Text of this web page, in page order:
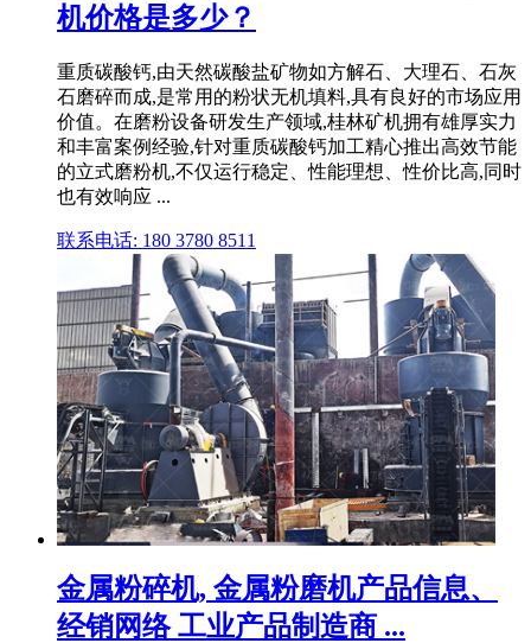
机价格是多少？
重质碳酸钙,由天然碳酸盐矿物如方解石、大理石、石灰
石磨碎而成,是常用的粉状无机填料,具有良好的市场应用
价值。在磨粉设备研发生产领域,桂林矿机拥有雄厚实力
和丰富案例经验,针对重质碳酸钙加工精心推出高效节能
的立式磨粉机,不仅运行稳定、性能理想、性价比高,同时
也有效响应 ...
联系电话: 180 3780 8511
金属粉碎机, 金属粉磨机产品信息、
经销网络 工业产品制造商 ...